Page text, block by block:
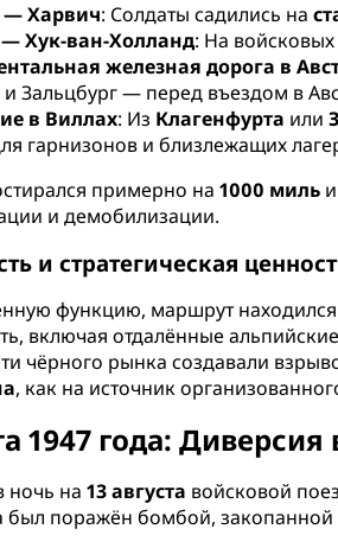
Харвич: Солдаты садились на
Хук-ван-Холланд: На
железная дорога в
Зальцбург — перед въездом в
в Виллах: Из Клагенфурта или
гарнизонов и близлежащих
примерно на1000 миль
и демобилизации.
и стратегическая
функцию, маршрут
включая отдалённые
чёрного рынка создавали
, как на источник
1947 года:
ночь на13 августа войсковой
был поражён бомбой,